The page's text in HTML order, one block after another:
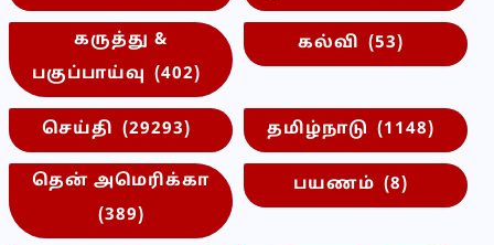
கருத்து &
பகுப்பாய்வு (402)
கல்வி (53)
செய்தி (29293) தமிழ்நாடு (1148)
தென் அமெரிக்கா
(389)
பயணம் (8)